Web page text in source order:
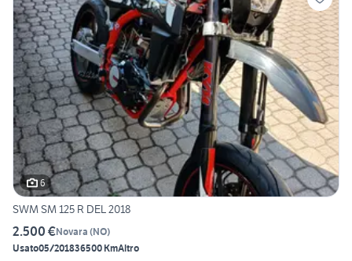
6
SWM SM 125 R DEL 2018
2.500 €Novara (NO)
Usato05/201836500 KmAltro